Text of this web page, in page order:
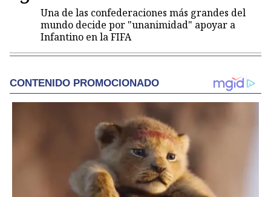
Una de las confederaciones más grandes del
mundo decide por "unanimidad" apoyar a
Infantino en la FIFA